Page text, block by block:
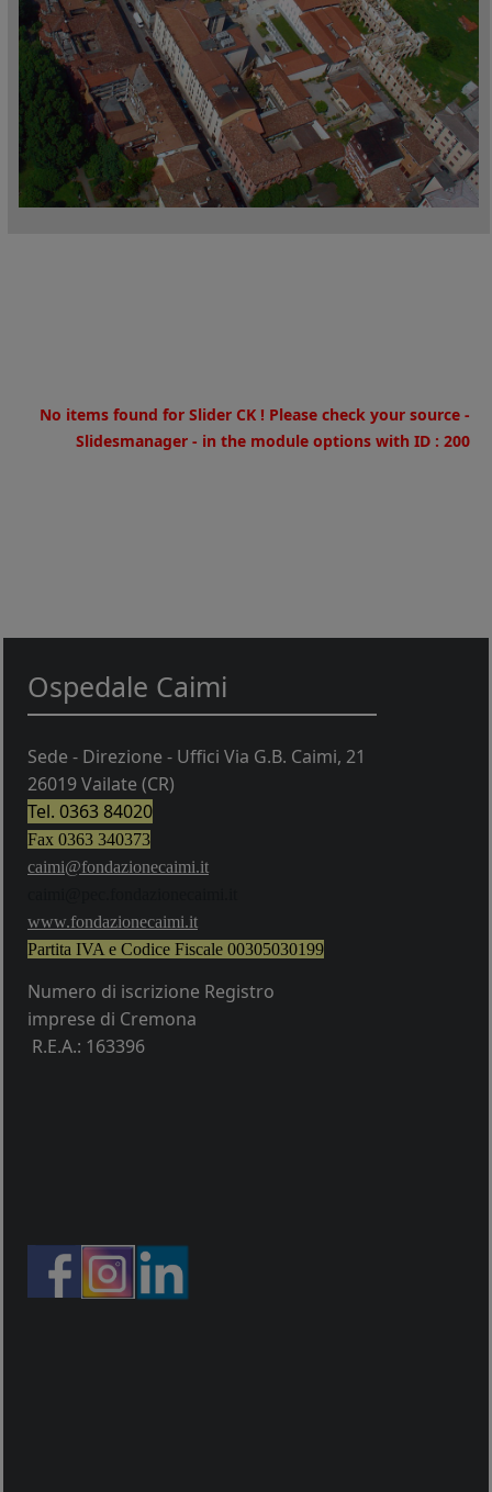
No items found for Slider CK ! Please check your source -
Slidesmanager - in the module options with ID : 200
Ospedale Caimi
Sede - Direzione - Uffici Via G.B. Caimi, 21
26019 Vailate (CR)
Tel. 0363 84020
Fax 0363 340373
caimi@fondazionecaimi.it
www.fondazionecaimi.it
Partita IVA e Codice Fiscale 00305030199
Numero di iscrizione Registro
imprese di Cremona
R.E.A.: 163396